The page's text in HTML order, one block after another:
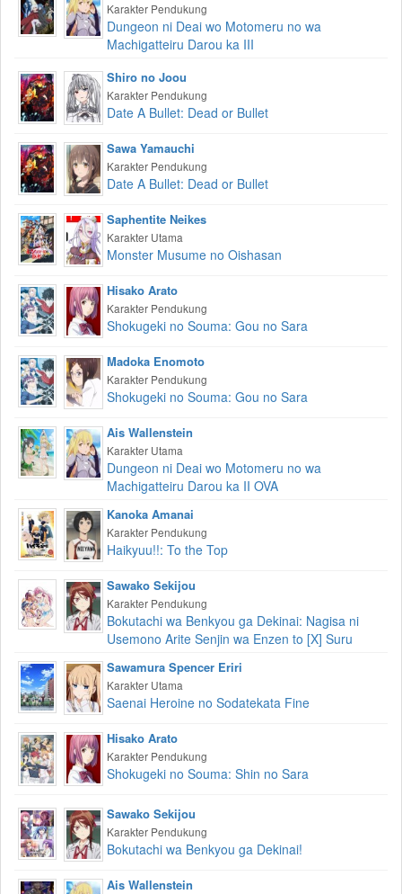
Karakter Pendukung
Dungeon ni Deai wo Motomeru no wa
Machigatteiru Darou ka III
Shiro no Joou
Karakter Pendukung
Date A Bullet: Dead or Bullet
Sawa Yamauchi
Karakter Pendukung
Date A Bullet: Dead or Bullet
Saphentite Neikes
Karakter Utama
Monster Musume no Oishasan
Hisako Arato
Karakter Pendukung
Shokugeki no Souma: Gou no Sara
Madoka Enomoto
Karakter Pendukung
Shokugeki no Souma: Gou no Sara
Ais Wallenstein
Karakter Utama
Dungeon ni Deai wo Motomeru no wa
Machigatteiru Darou ka II OVA
Kanoka Amanai
Karakter Pendukung
Haikyuu!!: To the Top
Sawako Sekijou
Karakter Pendukung
Bokutachi wa Benkyou ga Dekinai: Nagisa ni
Usemono Arite Senjin wa Enzen to [X] Suru
Sawamura Spencer Eriri
Karakter Utama
Saenai Heroine no Sodatekata Fine
Hisako Arato
Karakter Pendukung
Shokugeki no Souma: Shin no Sara
Sawako Sekijou
Karakter Pendukung
Bokutachi wa Benkyou ga Dekinai!
Ais Wallenstein